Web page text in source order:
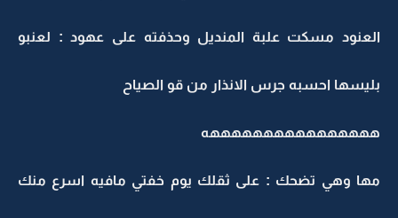
العنود مسكت علبة المنديل وحذفته على عهود : لعنبو
بليسها احسبه جرس الانذار من قو الصياح
ههههههههههههههههه
مها وهي تضحك : على ثقلك يوم خفتي مافيه اسرع منك